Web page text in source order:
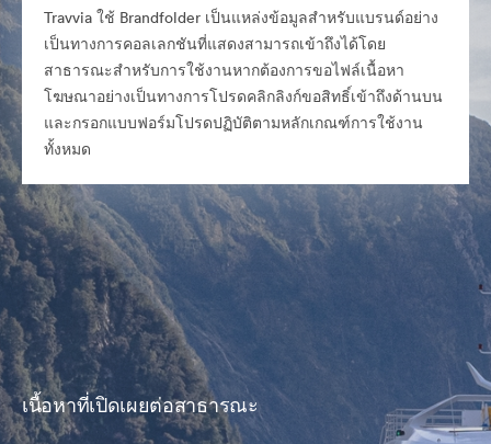
Travvia ใช้ Brandfolder เป็นแหล่งข้อมูลสำหรับแบรนด์อย่าง
เป็นทางการคอลเลกชันที่แสดงสามารถเข้าถึงได้โดย
สาธารณะสำหรับการใช้งานหากต้องการขอไฟล์เนื้อหา
โฆษณาอย่างเป็นทางการโปรดคลิกลิงก์ขอสิทธิ์เข้าถึงด้านบน
และกรอกแบบฟอร์มโปรดปฏิบัติตามหลักเกณฑ์การใช้งาน
ทั้งหมด
เนื้อหาที่เปิดเผยต่อสาธารณะ